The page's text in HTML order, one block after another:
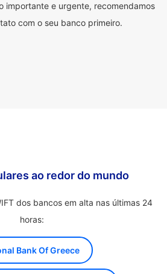
importante e urgente, recomendamos
com o seu banco primeiro.
ao redor do mundo
dos bancos em alta nas últimas 24
horas:
Bank Of Greece